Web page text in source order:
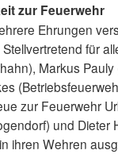
zur Feuerwehr
Ehrungen
für
Markus
zur Feuerwehr
und Dieter
ihren Wehren